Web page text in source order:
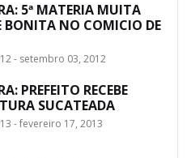
5ª MATERIA MUITA
BONITA NO COMICIO DE
- setembro 03, 2012
PREFEITO RECEBE
SUCATEADA
- fevereiro 17, 2013